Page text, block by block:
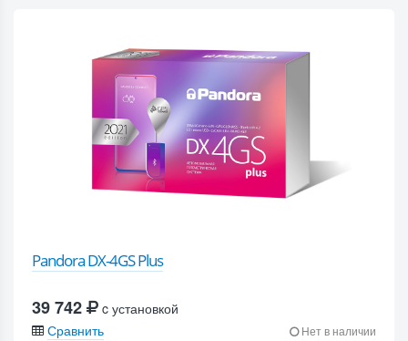
Pandora DX-4GS Plus
39 742
c установкой
Сравнить
Нет в наличии